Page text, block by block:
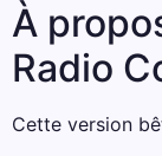
À
Radio
Cette version